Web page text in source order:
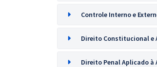
Controle Interno e
Direito Constitucional
Direito Penal Aplicado